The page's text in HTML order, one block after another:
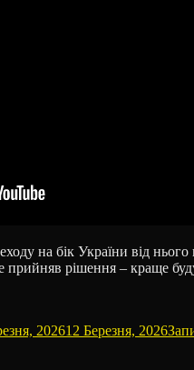
на бік України від
рішення – краще
202612 Березня, 2026